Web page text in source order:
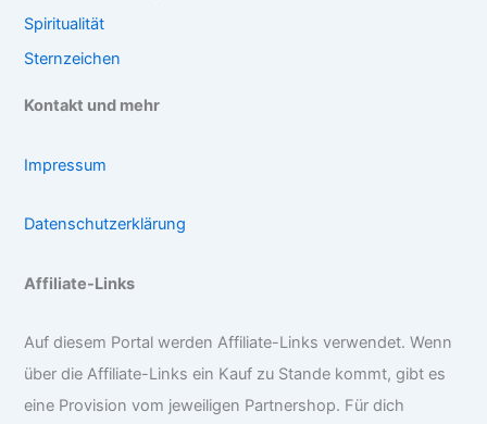
Spiritualität
Sternzeichen
Kontakt und mehr
Impressum
Datenschutzerklärung
Affiliate-Links
Auf diesem Portal werden Affiliate-Links verwendet. Wenn
über die Affiliate-Links ein Kauf zu Stande kommt, gibt es
eine Provision vom jeweiligen Partnershop. Für dich